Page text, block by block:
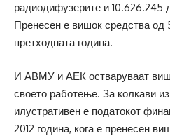
радиодифузерите и 10.626.245
Пренесен е вишок средства
претходната година.
И АВМУ и АЕК остваруваат
своето работење. За колкави
илустративен е податокот
2012 година, кога е пренесен